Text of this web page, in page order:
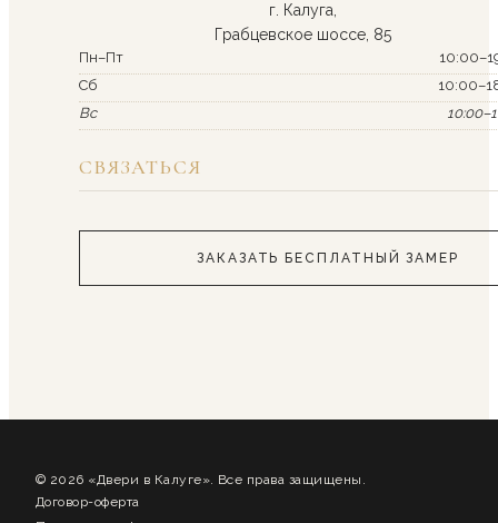
г. Калуга,
Грабцевское шоссе, 85
Пн–Пт
Сб
Вс
СВЯЗАТЬСЯ
ЗАКАЗАТЬ БЕСПЛАТНЫЙ ЗАМЕР
© 2026 «Двери в Калуге». Все права защищены.
Договор-оферта